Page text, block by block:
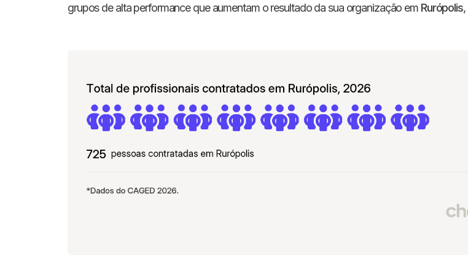
grupos de alta performance que aumentam o resultado da sua organização em Rurópolis,